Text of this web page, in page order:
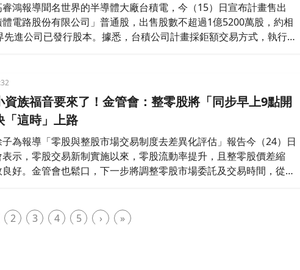
鴻報導聞名世界的半導體大廠台積電，今（15）日宣布計畫售出
體電路股份有限公司」普通股，出售股數不超過1億5200萬股，約相
先進公司已發行股本。據悉，台積公司計畫採鉅額交易方式，執行本
資族福音要來了！金管會：整零股將「同步早上9點開
這時」上路
為報導「零股與整股市場交易制度去差異化評估」報告今（24）日
示，零股交易新制實施以來，零股流動率提升，且整零股價差縮
好。金管會也鬆口，下一步將調整零股市場委託及交易時間，從現
2 3 4 5 › »